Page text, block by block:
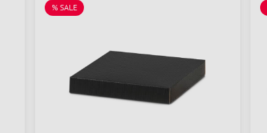
% SALE